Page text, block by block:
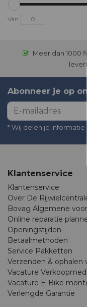
Van
Meer dan 1000
Abonneer je op
* Wij delen je informatie
Klantenservice
Klantenservice
Over De
Bovag Algemene
Online reparatie
Openingstijden
Betaalmethoden
Service Pakketten
Verzenden & ophalen
Vacature
Vacature E-Bike
Verlengde Garantie